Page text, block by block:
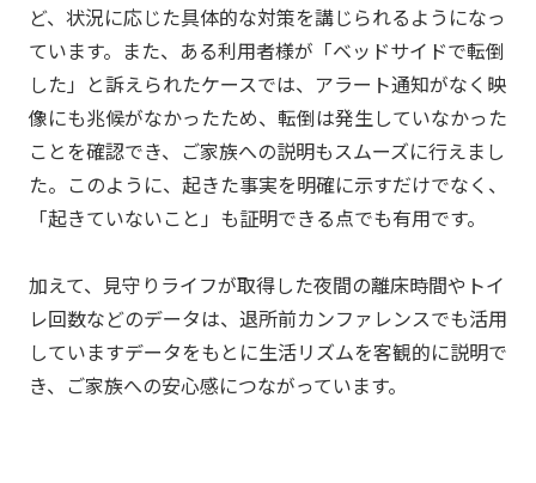
ど、状況に応じた具体的な対策を講じられるようになっ
ています。また、ある利用者様が「ベッドサイドで転倒
した」と訴えられたケースでは、アラート通知がなく映
像にも兆候がなかったため、転倒は発生していなかった
ことを確認でき、ご家族への説明もスムーズに行えまし
た。このように、起きた事実を明確に示すだけでなく、
「起きていないこと」も証明できる点でも有用です。
加えて、見守りライフが取得した夜間の離床時間やトイ
レ回数などのデータは、退所前カンファレンスでも活用
していますデータをもとに生活リズムを客観的に説明で
き、ご家族への安心感につながっています。